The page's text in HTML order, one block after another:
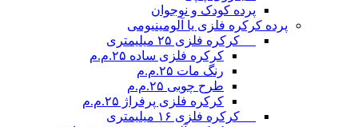
پرده کودک و نوجوان
پرده کرکره فلزی یا آلومینیومی
__ کرکره فلزی ۲۵ میلیمتری
کرکره فلزی ساده ۲۵.م.م
رنگ مات ۲۵.م.م
طرح چوبی ۲۵.م.م
کرکره فلزی پرفراژ ۲۵.م.م
__ کرکره فلزی ۱۶ میلیمتری